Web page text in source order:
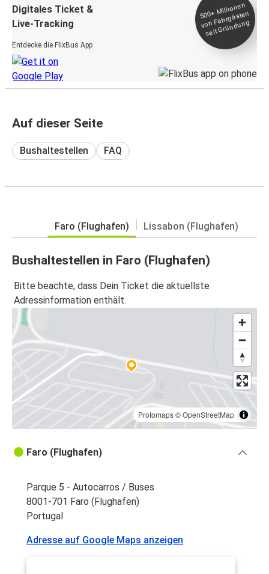
Digitales Ticket &
Live-Tracking
Entdecke die FlixBus App
500+
Millionen
von Fahrgästen
seit
Gründung
Auf dieser Seite
Bushaltestellen FAQ
Faro (Flughafen) Lissabon (Flughafen)
Bushaltestellen in Faro (Flughafen)
Bitte beachte, dass Dein Ticket die aktuellste
Adressinformation enthält.
Protomaps©OpenStreetMap
Faro (Flughafen)
Parque 5 - Autocarros / Buses
8001-701 Faro (Flughafen)
Portugal
Adresse auf Google Maps anzeigen